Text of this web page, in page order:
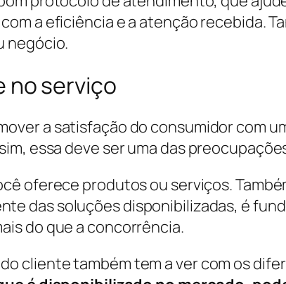
a eficiência e a atenção recebida.
negócio.
no serviço
a satisfação do consumidor com
essa deve ser uma das
oferece produtos ou serviços.
das soluções disponibilizadas, é
do que a concorrência.
cliente também tem a ver com os